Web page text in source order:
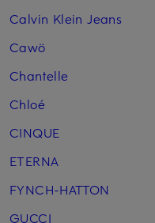
Calvin Klein Jeans
Cawö
Chantelle
Chloé
CINQUE
ETERNA
FYNCH-HATTON
GUCCI